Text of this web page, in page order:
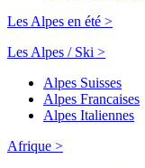
Les Alpes en été >
Les Alpes / Ski >
Alpes Suisses
Alpes Francaises
Alpes Italiennes
Afrique >